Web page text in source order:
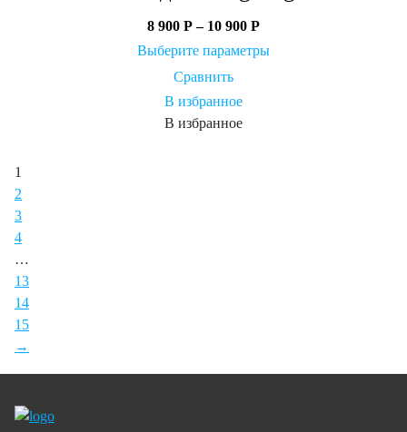
8 900 Р– 10 900 Р
Выберите параметры
Сравнить
В избранное
В избранное
1
2
3
4
…
13
14
15
→